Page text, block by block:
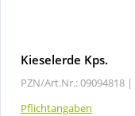
Kieselerde Kps.
PZN/Art.Nr.: 09094818 |
Pflichtangaben